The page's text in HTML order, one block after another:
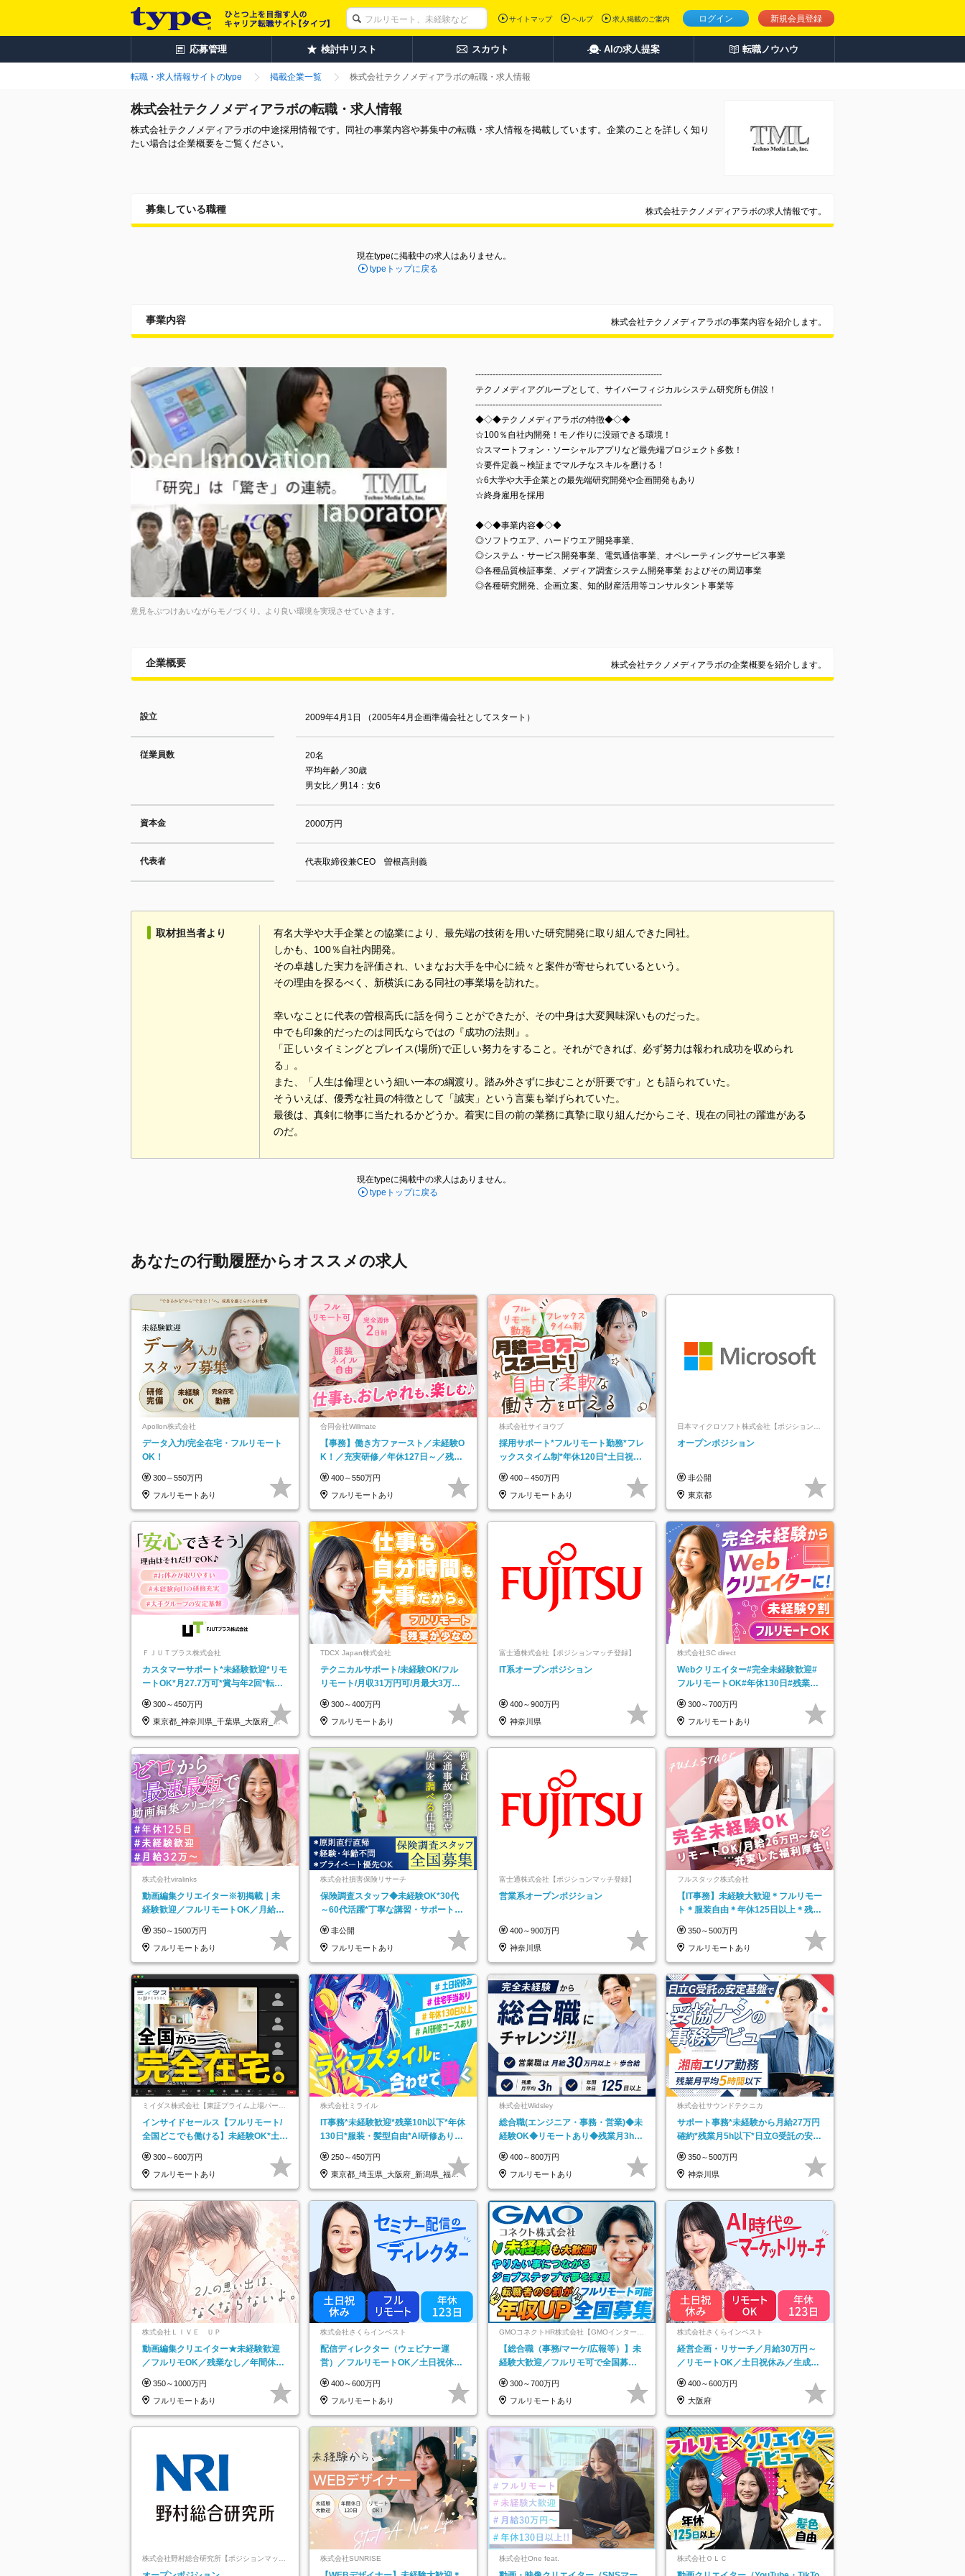
ログイン 新規会員登録
サイトマップ ヘルプ 求人掲載のご案内
応募管理 検討中リスト スカウト AIの求人提案 転職ノウハウ
転職・求人情報サイトのtype 掲載企業一覧 株式会社テクノメディアラボの転職・求人情報
株式会社テクノメディアラボの転職・求人情報
株式会社テクノメディアラボの中途採用情報です。同社の事業内容や募集中の転職・求人情報を掲載しています。企業のことを詳しく知り
たい場合は企業概要をご覧ください。
募集している職種 株式会社テクノメディアラボの求人情報です。
現在typeに掲載中の求人はありません。
typeトップに戻る
事業内容 株式会社テクノメディアラボの事業内容を紹介します。
意見をぶつけあいながらモノづくり。より良い環境を実現させていきます。
-----------------------------------------------------------------
テクノメディアグループとして、サイバーフィジカルシステム研究所も併設！
-----------------------------------------------------------------
◆◇◆テクノメディアラボの特徴◆◇◆
☆100％自社内開発！モノ作りに没頭できる環境！
☆スマートフォン・ソーシャルアプリなど最先端プロジェクト多数！
☆要件定義～検証までマルチなスキルを磨ける！
☆6大学や大手企業との最先端研究開発や企画開発もあり
☆終身雇用を採用
◆◇◆事業内容◆◇◆
◎ソフトウエア、ハードウエア開発事業、
◎システム・サービス開発事業、電気通信事業、オペレーティングサービス事業
◎各種品質検証事業、メディア調査システム開発事業 およびその周辺事業
◎各種研究開発、企画立案、知的財産活用等コンサルタント事業等
企業概要 株式会社テクノメディアラボの企業概要を紹介します。
設立 2009年4月1日 （2005年4月企画準備会社としてスタート）
従業員数
20名
平均年齢／30歳
男女比／男14：女6
資本金 2000万円
代表者 代表取締役兼CEO 曽根高則義
取材担当者より
有名大学や大手企業との協業により、最先端の技術を用いた研究開発に取り組んできた同社。
しかも、100％自社内開発。
その卓越した実力を評価され、いまなお大手を中心に続々と案件が寄せられているという。
その理由を探るべく、新横浜にある同社の事業場を訪れた。
幸いなことに代表の曽根高氏に話を伺うことができたが、その中身は大変興味深いものだった。
中でも印象的だったのは同氏ならではの『成功の法則』。
「正しいタイミングとプレイス(場所)で正しい努力をすること。それができれば、必ず努力は報われ成功を収められ
る」。
また、「人生は倫理という細い一本の綱渡り。踏み外さずに歩むことが肝要です」とも語られていた。
そういえば、優秀な社員の特徴として「誠実」という言葉も挙げられていた。
最後は、真剣に物事に当たれるかどうか。着実に目の前の業務に真摯に取り組んだからこそ、現在の同社の躍進がある
のだ。
現在typeに掲載中の求人はありません。
typeトップに戻る
あなたの行動履歴からオススメの求人
Apollon株式会社
データ入力/完全在宅・フルリモート
OK！
300～550万円
フルリモートあり
合同会社Willmate
【事務】働き方ファースト／未経験O
K！／充実研修／年休127日～／残業
400～550万円
フルリモートあり
株式会社サイヨウブ
採用サポート*フルリモート勤務*フレ
ックスタイム制*年休120日*土日祝休
400～450万円
フルリモートあり
日本マイクロソフト株式会社【ポジションマ
ッチ登録】
オープンポジション
非公開
東京都
ＦＪＵＴプラス株式会社
カスタマーサポート*未経験歓迎*リモ
ートOK*月27.7万可*賞与年2回*転勤
300～450万円
東京都_神奈川県_千葉県_大阪府_愛
知県…
TDCX Japan株式会社
テクニカルサポート/未経験OK/フル
リモート/月収31万円可/月最大3万の
300～400万円
フルリモートあり
富士通株式会社【ポジションマッチ登録】
IT系オープンポジション
400～900万円
神奈川県
株式会社SC direct
Webクリエイター#完全未経験歓迎#
フルリモートOK#年休130日#残業月
300～700万円
フルリモートあり
株式会社viralinks
動画編集クリエイター※初掲載｜未
経験歓迎／フルリモートOK／月給32
350～1500万円
フルリモートあり
株式会社損害保険リサーチ
保険調査スタッフ◆未経験OK*30代
～60代活躍*丁寧な講習・サポートあ
託
非公開
フルリモートあり
富士通株式会社【ポジションマッチ登録】
営業系オープンポジション
400～900万円
神奈川県
フルスタック株式会社
【IT事務】未経験大歓迎＊フルリモー
ト＊服装自由＊年休125日以上＊残業
350～500万円
フルリモートあり
ミイダス株式会社【東証プライム上場パーソ
インサイドセールス【フルリモート/
全国どこでも働ける】未経験OK*土日
300～600万円
フルリモートあり
株式会社ミライル
IT事務*未経験歓迎*残業10h以下*年休
130日*服装・髪型自由*AI研修あり*
250～450万円
東京都_埼玉県_大阪府_新潟県_福岡
県
株式会社Widsley
総合職(エンジニア・事務・営業)◆未
経験OK◆リモートあり◆残業月3h◆
400～800万円
フルリモートあり
株式会社サウンドテクニカ
サポート事務*未経験から月給27万円
確約*残業月5h以下*日立G受託の安定
350～500万円
神奈川県
株式会社ＬＩＶＥ ＵＰ
動画編集クリエイター★未経験歓迎
／フルリモOK／残業なし／年間休日
実で安心
350～1000万円
フルリモートあり
株式会社さくらインベスト
配信ディレクター（ウェビナー運
営）／フルリモートOK／土日祝休み
400～600万円
フルリモートあり
GMOコネクトHR株式会社【GMOインターネ
ットグループ】
【総合職（事務/マーケ/広報等）】未
経験大歓迎／フルリモ可で全国募
★
300～700万円
フルリモートあり
株式会社さくらインベスト
経営企画・リサーチ／月給30万円～
／リモートOK／土日祝休み／生成AI
400～600万円
大阪府
株式会社野村総合研究所【ポジションマッチ
株式会社SUNRISE 株式会社One feat. 株式会社ＯＬＣ